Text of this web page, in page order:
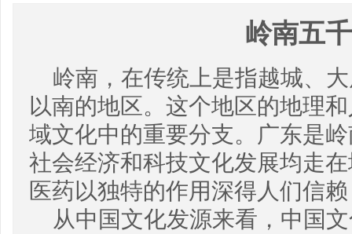
岭南五
岭南，在传统上是指越城、
以南的地区。这个地区的地理
域文化中的重要分支。广东是
社会经济和科技文化发展均走
医药以独特的作用深得人们信
从中国文化发源来看，中国